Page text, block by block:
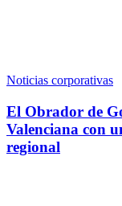
Noticias corporativas
El Obrador de
Valenciana con
regional